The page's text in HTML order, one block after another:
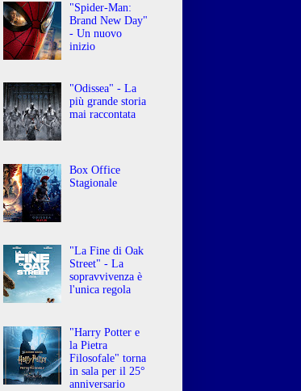
"Spider-Man:
Brand New Day"
- Un nuovo
inizio
"Odissea" - La
più grande storia
mai raccontata
Box Office
Stagionale
"La Fine di Oak
Street" - La
sopravvivenza è
l'unica regola
"Harry Potter e
la Pietra
Filosofale" torna
in sala per il 25°
anniversario